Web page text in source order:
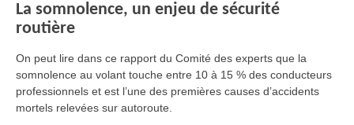
La somnolence, un enjeu de sécurité
routière
On peut lire dans ce rapport du Comité des experts que la
somnolence au volant touche entre 10 à 15 % des conducteurs
professionnels et est l’une des premières causes d’accidents
mortels relevées sur autoroute.